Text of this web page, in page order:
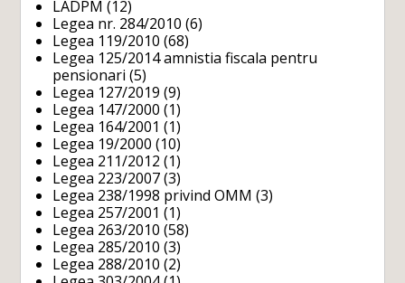
LADPM (12)
Legea nr. 284/2010 (6)
Legea 119/2010 (68)
Legea 125/2014 amnistia fiscala pentru
pensionari (5)
Legea 127/2019 (9)
Legea 147/2000 (1)
Legea 164/2001 (1)
Legea 19/2000 (10)
Legea 211/2012 (1)
Legea 223/2007 (3)
Legea 238/1998 privind OMM (3)
Legea 257/2001 (1)
Legea 263/2010 (58)
Legea 285/2010 (3)
Legea 288/2010 (2)